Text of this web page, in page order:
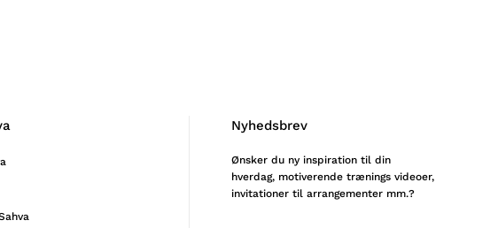
Nyhedsbrev
Ønsker du ny inspiration til din
hverdag, motiverende trænings videoer,
invitationer til arrangementer mm.?